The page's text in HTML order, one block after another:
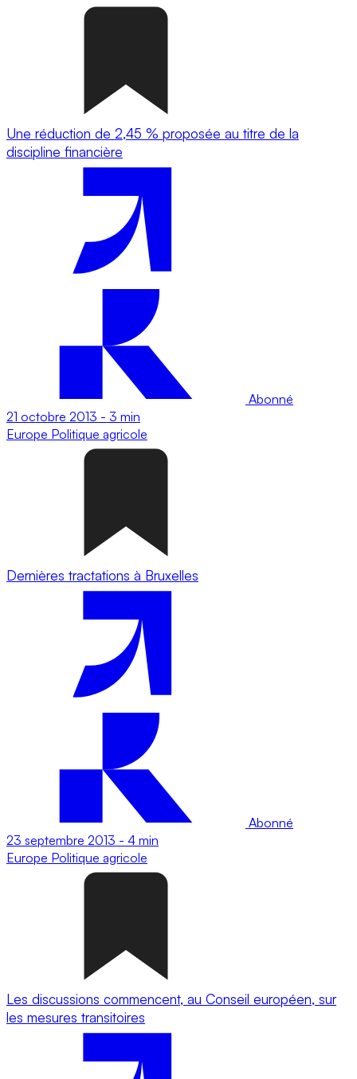
Une réduction de 2,45 % proposée au titre de la
discipline financière
Abonné
21 octobre 2013 - 3 min
Europe Politique agricole
Dernières tractations à Bruxelles
Abonné
23 septembre 2013 - 4 min
Europe Politique agricole
Les discussions commencent, au Conseil européen, sur
les mesures transitoires